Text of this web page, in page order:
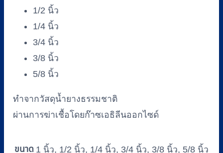
1/2 นิ้ว
1/4 นิ้ว
3/4 นิ้ว
3/8 นิ้ว
5/8 นิ้ว
ทำจากวัสดุน้ำยางธรรมชาติ
ผ่านการฆ่าเชื้อโดยก๊าซเอธิลีนออกไซด์
ขนาด 1 นิ้ว, 1/2 นิ้ว, 1/4 นิ้ว, 3/4 นิ้ว, 3/8 นิ้ว, 5/8 นิ้ว